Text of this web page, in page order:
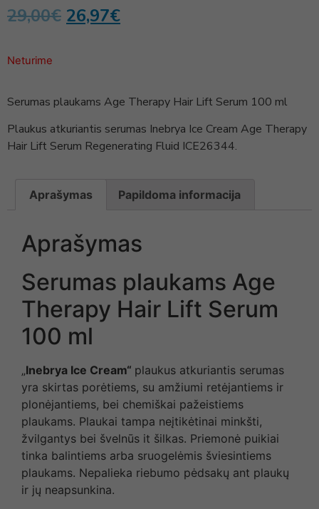
29,00€ 26,97€
Neturime
Serumas plaukams Age Therapy Hair Lift Serum 100 ml
Plaukus atkuriantis serumas Inebrya Ice Cream Age Therapy
Hair Lift Serum Regenerating Fluid ICE26344.
Aprašymas Papildoma informacija
Aprašymas
Serumas plaukams Age
Therapy Hair Lift Serum
100 ml
„Inebrya Ice Cream“ plaukus atkuriantis serumas
yra skirtas porėtiems, su amžiumi retėjantiems ir
plonėjantiems, bei chemiškai pažeistiems
plaukams. Plaukai tampa neįtikėtinai minkšti,
žvilgantys bei švelnūs it šilkas. Priemonė puikiai
tinka balintiems arba sruogelėmis šviesintiems
plaukams. Nepalieka riebumo pėdsakų ant plaukų
ir jų neapsunkina.